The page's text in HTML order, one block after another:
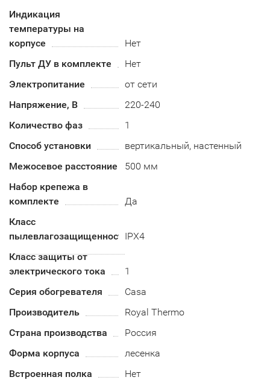
Индикация
температуры на
корпусе
Нет
Пульт ДУ в комплекте
Нет
Электропитание
от сети
Напряжение, В
220-240
Количество фаз
1
Способ установки
вертикальный, настенный
Межосевое расстояние
500 мм
Набор крепежа в
комплекте
Да
Класс
пылевлагозащищенностиIPX4
Класс защиты от
электрического тока
1
Серия обогревателя
Casa
Производитель
Royal Thermo
Страна производства
Россия
Форма корпуса
лесенка
Встроенная полка
Нет